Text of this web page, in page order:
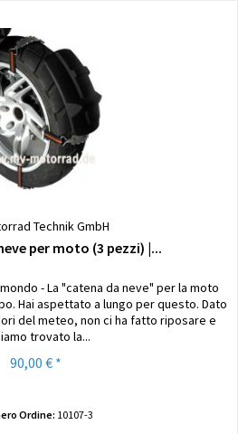
Technik GmbH
per moto (3 pezzi) |...
- La "catena da neve" per la moto
Hai aspettato a lungo per questo. Dato
del meteo, non ci ha fatto riposare e
trovato la...
90,00 € *
Ordine: 10107-3